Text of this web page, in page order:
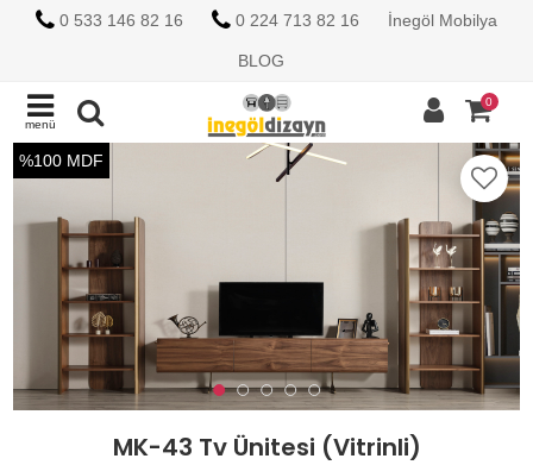
0 533 146 82 16 0 224 713 82 16 İnegöl Mobilya
BLOG
menü
0
%100 MDF
MK-43 Tv Ünitesi (Vitrinli)